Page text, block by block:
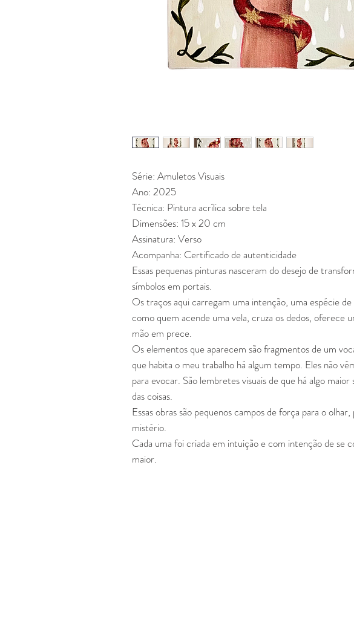
Série: Amuletos Visuais
Ano: 2025
Técnica: Pintura acrílica sobre tela
Dimensões: 15 x 20 cm
Assinatura: Verso
Acompanha: Certificado de autenticidade
Essas pequenas pinturas nasceram do desejo de
símbolos em portais.
Os traços aqui carregam uma intenção, uma espécie
como quem acende uma vela, cruza os dedos, oferece
mão em prece.
Os elementos que aparecem são fragmentos de um
que habita o meu trabalho há algum tempo. Eles não
para evocar. São lembretes visuais de que há algo
das coisas.
Essas obras são pequenos campos de força para o
mistério.
Cada uma foi criada em intuição e com intenção de se
maior.